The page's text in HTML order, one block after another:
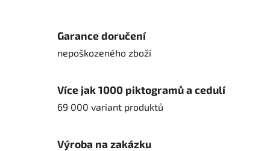
Garance doručení
nepoškozeného zboží
Více jak 1000 piktogramů a cedulí
69 000 variant produktů
Výroba na zakázku